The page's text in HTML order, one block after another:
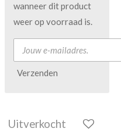
wanneer dit product
weer op voorraad is.
Verzenden
Uitverkocht